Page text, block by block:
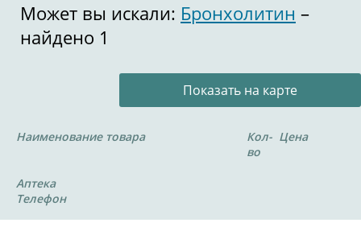
Может вы искали: Бронхолитин –
найдено 1
Показать на карте
Наименование товара
Кол-
во
Цена
Аптека
Телефон